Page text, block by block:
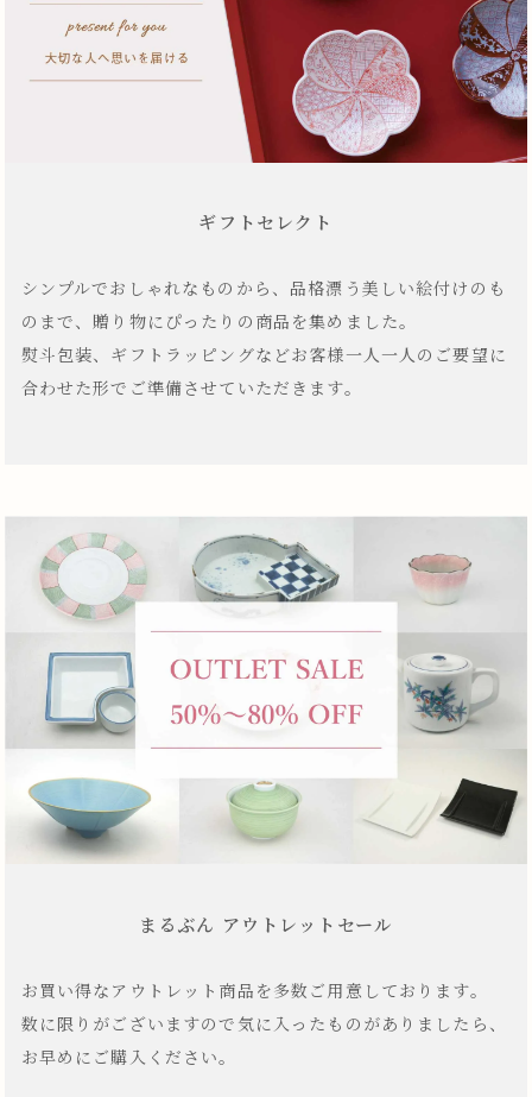
ギフトセレクト
シンプルでおしゃれなものから、品格漂う美しい絵付けのも
のまで、贈り物にぴったりの商品を集めました。
熨斗包装、ギフトラッピングなどお客様一人一人のご要望に
合わせた形でご準備させていただきます。
まるぶん アウトレットセール
お買い得なアウトレット商品を多数ご用意しております。
数に限りがございますので気に入ったものがありましたら、
お早めにご購入ください。